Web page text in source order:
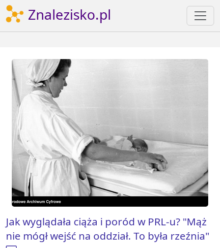
Znalezisko.pl
Jak wyglądała ciąża i poród w PRL-u? "Mąż
nie mógł wejść na oddział. To była rzeźnia"